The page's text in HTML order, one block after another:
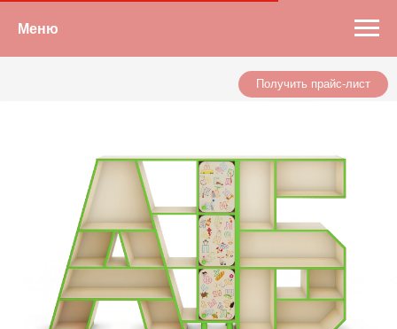
Меню
Получить прайс-лист